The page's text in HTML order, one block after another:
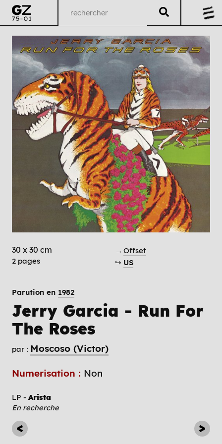
30 x 30 cm
2 pages
→ Offset
↪ US
Parution en 1982
Jerry Garcia - Run For
The Roses
par : Moscoso (Victor)
Numerisation : Non
LP - Arista
En recherche